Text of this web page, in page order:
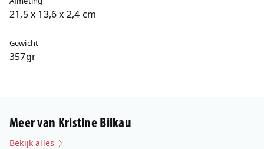
21,5 x 13,6 x 2,4 cm
Gewicht
357gr
Meer van Kristine Bilkau
Bekijk alles